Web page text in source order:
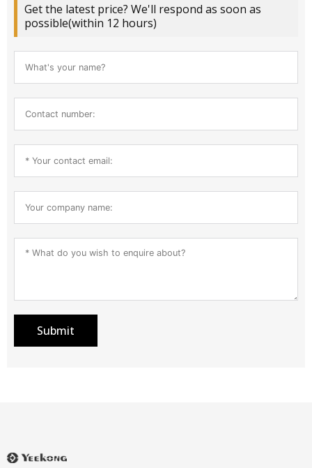
Get the latest price? We'll respond as soon as
possible(within 12 hours)
Submit